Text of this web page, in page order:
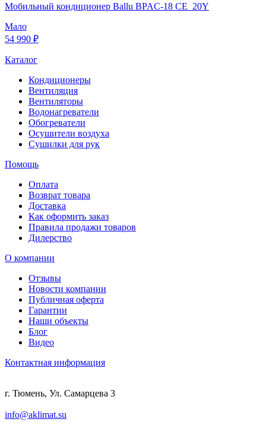
Мобильный кондиционер Ballu BPAC-18 CE_20Y
Мало
54 990 ₽
Каталог
Кондиционеры
Вентиляция
Вентиляторы
Водонагреватели
Обогреватели
Осушители воздуха
Сушилки для рук
Помощь
Оплата
Возврат товара
Доставка
Как оформить заказ
Правила продажи товаров
Дилерство
О компании
Отзывы
Новости компании
Публичная оферта
Гарантии
Наши объекты
Блог
Видео
Контактная информация
г. Тюмень, Ул. Самарцева 3
info@aklimat.su